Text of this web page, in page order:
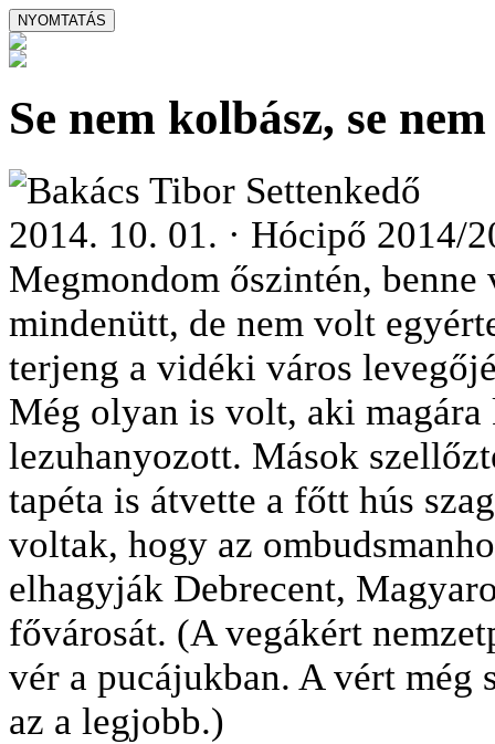
Se nem kolbász, se
Bakács Tibor Settenkedő
2014. 10. 01. · Hócipő 2014/
Megmondom őszintén,
mindenütt, de nem volt
terjeng a vidéki város
Még olyan is volt, aki magára
lezuhanyozott. Mások
tapéta is átvette a főtt hús
voltak, hogy az
elhagyják Debrecent,
fővárosát. (A vegákért
vér a pucájukban. A vért még
az a legjobb.)